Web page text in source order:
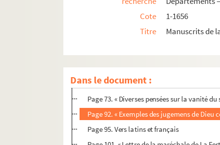
Cote
1-1656
Titre
Manuscrits de
Dans le document :
1275. Recueil de courtes notes et extraits sur
1276. « Recueil meslé de diverses pièces, soit
Page 49. « Extrait d'une lettre du R. P. Q.
Page 53. « Traduction du cantique de
Page 65. Brefs sur la régale
Page 73. « Diverses pensées sur la vanité du
Page 92. « Exemples des jugemens de Dieu
Page 95. Vers latins et français